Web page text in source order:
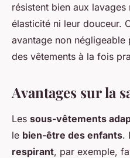
résistent bien aux
élasticité ni leur douceur.
avantage non
des vêtements à la fois
Avantages sur la
Les sous-vêtements
le bien-être des enfants.
respirant, par exemple,